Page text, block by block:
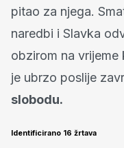
pitao za njega.
naredbi i Slavka
obzirom na
je ubrzo poslije
slobodu.
Identificirano 16 žrtava